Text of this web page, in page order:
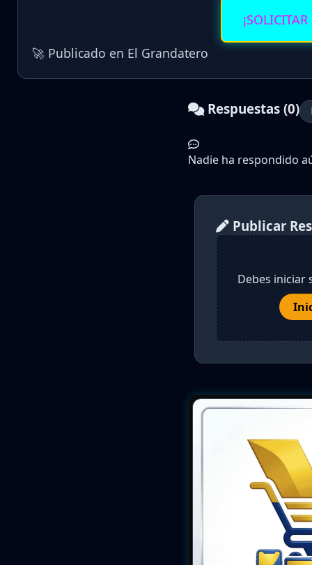
🚀 Publicado en El Grandatero
Respuestas (0)
Nadie ha respondido
Publicar
Debes iniciar